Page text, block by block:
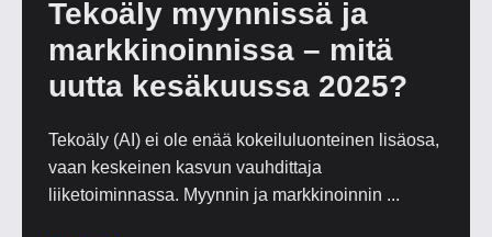
Tekoäly myynnissä ja
markkinoinnissa – mitä
uutta kesäkuussa 2025?
Tekoäly (AI) ei ole enää kokeiluluonteinen lisäosa,
vaan keskeinen kasvun vauhdittaja
liiketoiminnassa. Myynnin ja markkinoinnin ...